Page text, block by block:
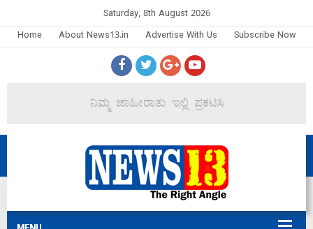
Saturday, 8th August 2026
Home
About News13.in Advertise With Us Subscribe Now